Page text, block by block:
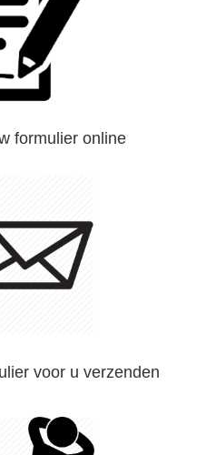
formulier online
voor u verzenden